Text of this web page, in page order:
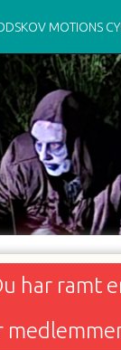
MOTIONS
har ramt